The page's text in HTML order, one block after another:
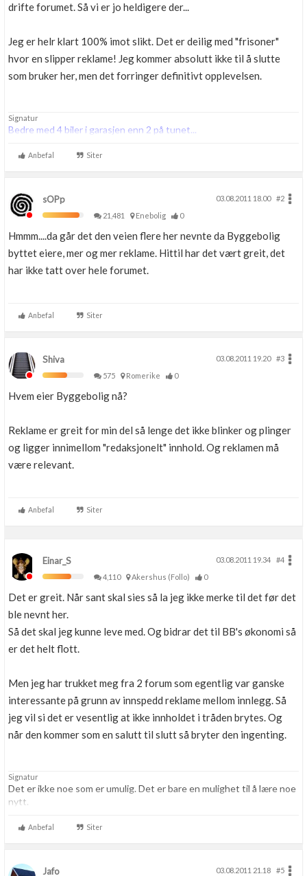
drifte forumet. Så vi er jo heldigere der...
Jeg er helr klart 100% imot slikt. Det er deilig med "frisoner"
hvor en slipper reklame! Jeg kommer absolutt ikke til å slutte
som bruker her, men det forringer definitivt opplevelsen.
Signatur
Bedre med 4 biler i garasjen enn 2 på tunet...
Anbefal Siter
sOPp 03.08.2011 18.00
#2
21,481
Enebolig 0
Hmmm....da går det den veien flere her nevnte da Byggebolig
byttet eiere, mer og mer reklame. Hittil har det vært greit, det
har ikke tatt over hele forumet.
Anbefal Siter
Shiva 03.08.2011 19.20
#3
575
Romerike 0
Hvem eier Byggebolig nå?
Reklame er greit for min del så lenge det ikke blinker og plinger
og ligger innimellom "redaksjonelt" innhold. Og reklamen må
være relevant.
Anbefal Siter
Einar_S 03.08.2011 19.34
#4
4,110
Akershus (Follo) 0
Det er greit. Når sant skal sies så la jeg ikke merke til det før det
ble nevnt her.
Så det skal jeg kunne leve med. Og bidrar det til BB's økonomi så
er det helt flott.
Men jeg har trukket meg fra 2 forum som egentlig var ganske
interessante på grunn av innspedd reklame mellom innlegg. Så
jeg vil si det er vesentlig at ikke innholdet i tråden brytes. Og
når den kommer som en salutt til slutt så bryter den ingenting.
Signatur
Det er ikke noe som er umulig. Det er bare en mulighet til å lære noe
nytt.
Anbefal Siter
Jafo 03.08.2011 21.18 #5